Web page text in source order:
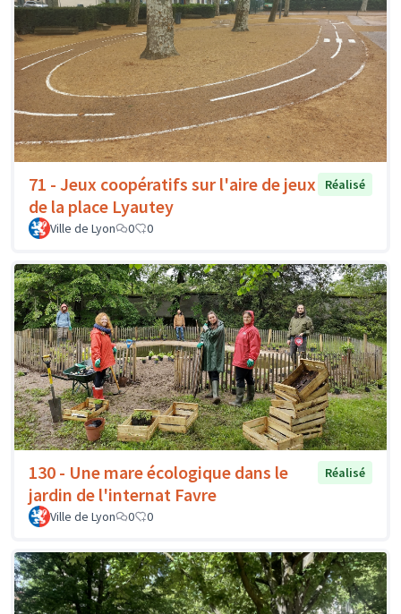
71 - Jeux coopératifs sur l'aire de jeux
de la place Lyautey
Réalisé
Ville de Lyon 0 0
130 - Une mare écologique dans le
jardin de l'internat Favre
Réalisé
Ville de Lyon 0 0